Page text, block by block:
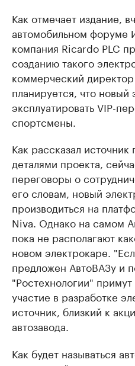
Как отмечает издание,
автомобильном форуме
компания Ricardo PLC
созданию такого
коммерческий
планируется, что новый
эксплуатировать VIP-
спортсмены.
Как рассказал
деталями проекта,
переговоры о
его словам, новый
производиться на
Niva. Однако на самом
пока не располагают
новом электрокаре.
предложен АвтоВАЗу и
"Ростехнологии"
участие в разработке
источник, близкий к
автозавода.
Как будет называться